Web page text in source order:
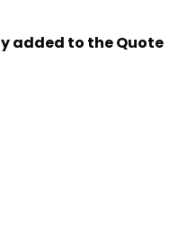
added to the Quote